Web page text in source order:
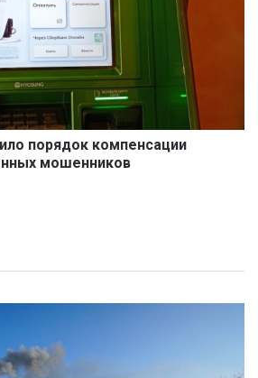
порядок компенсации
мошенников